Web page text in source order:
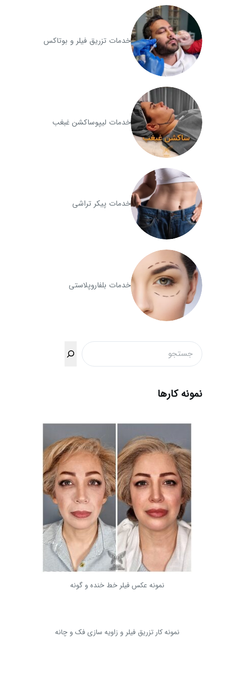
خدمات تزریق فیلر و بوتاکس
خدمات لیپوساکشن غبغب
خدمات پیکر تراشی
خدمات بلفاروپلاستی
جستجو
نمونه کارها
نمونه عکس فیلر خط خنده و گونه
نمونه کار تزریق فیلر و زاویه سازی فک و چانه